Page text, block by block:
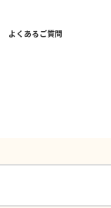
よくあるご質問